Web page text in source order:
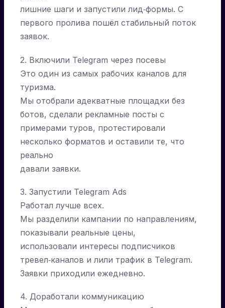
лишние шаги и запустили лид‑формы. С
первого пролива пошёл стабильный поток
заявок.
2. Включили Telegram через посевы
Это один из самых рабочих каналов для
туризма.
Мы отобрали адекватные площадки без
ботов, сделали рекламные посты с
примерами туров, протестировали
несколько форматов и оставили те, что
реально
давали заявки.
3. Запустили Telegram Ads
Работал лучше всех.
Мы разделили кампании по направлениям,
показывали реальные цены,
использовали интересы подписчиков
тревел‑каналов и лили трафик в Telegram.
Заявки приходили ежедневно.
4. Доработали коммуникацию